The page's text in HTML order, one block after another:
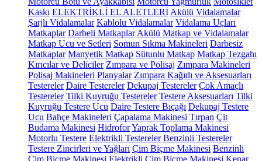
Kaskı ELEKTRİKLİ EL ALETLERİ Akülü Vidalamalar
Şarjlı Vidalamalar Kablolu Vidalamalar Vidalama Uçları
Matkaplar Darbeli Matkaplar Akülü Matkap ve Vidalamalar
Matkap Ucu ve Setleri Somun Sıkma Makineleri Darbesiz
Matkaplar Manyetik Matkap Sütunlu Matkap Matkap Tezgahı
Kırıcılar ve Deliciler Zımpara ve Polisaj Zımpara Makineleri
Polisaj Makineleri Planyalar Zımpara Kağıdı ve Aksesuarları
Testereler Daire Testereler Dekupaj Testereler Çok Amaçlı
Testereler Tilki Kuyruğu Testereler Testere Aksesuarları Tilki
Kuyruğu Testere Ucu Daire Testere Bıçağı Dekupaj Testere
Ucu Bahçe Makineleri Çapalama Makinesi Tırpan Çit
Budama Makinesi HidroforYaprak Toplama Makinesi
Motorlu Testere Elektrikli Testereler Benzinli Testereler
Testere Zincirleri ve Yağları Çim Biçme Makinesi Benzinli
Çim Biçme Makinesi Elektrikli Çim Biçme Makinesi Kenar